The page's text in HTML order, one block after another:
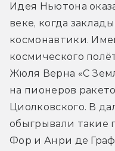
Идея Ньютона
веке, когда
космонавтики.
космического
Жюля Верна «С
на пионеров
Циолковского. В
обыгрывали такие
Фор и Анри де